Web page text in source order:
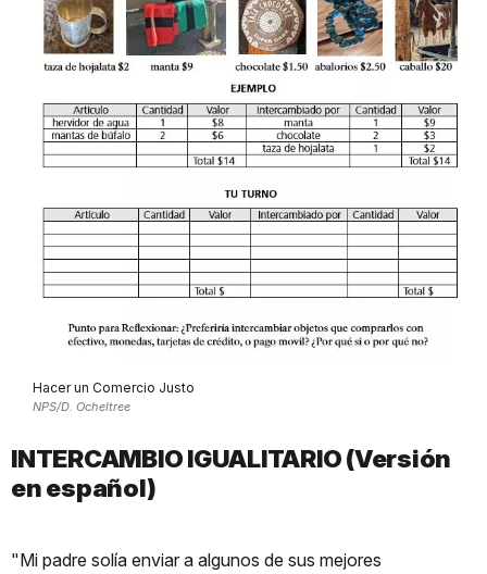
Hacer un Comercio Justo
NPS/D. Ocheltree
INTERCAMBIO IGUALITARIO (Versión
en español)
"Mi padre solía enviar a algunos de sus mejores